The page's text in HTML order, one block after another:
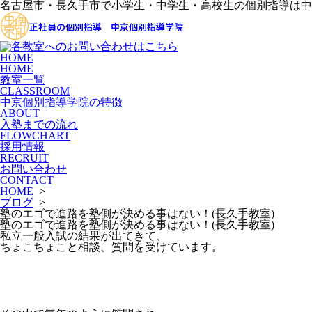
名古屋市・長久手市で小学生・中学生・高校生の個別指導は中
正社員の個別指導 中京個別指導学院
HOME
HOME
教室一覧
CLASSROOM
中京個別指導学院の特徴
ABOUT
入塾までの流れ
FLOWCHART
採用情報
RECRUIT
お問い合わせ
CONTACT
HOME >
ブログ >
塾のエゴで進路を塾側が決める事はない！(長久手教室)
塾のエゴで進路を塾側が決める事はない！(長久手教室)
私立一般入試の結果が出てきて、
ちょこちょこと相談、質問を受けています。